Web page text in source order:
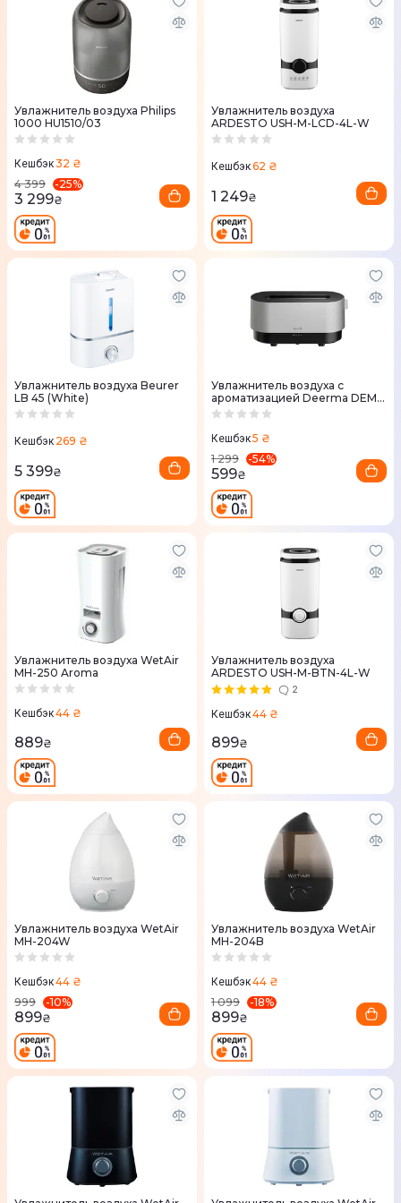
Увлажнитель воздуха Philips
1000 HU1510/03
Кешбэк32 ₴
4 399
-25%
3 299₴
Увлажнитель воздуха
ARDESTO USH-M-LCD-4L-W
Кешбэк62 ₴
1 249₴
Увлажнитель воздуха Beurer
LB 45 (White)
Кешбэк 269 ₴
5 399₴
Увлажнитель воздуха с
ароматизацией Deerma DEM-
PX310W
Кешбэк5 ₴
1 299
-54%
599₴
Увлажнитель воздуха WetAir
MH-250 Aroma
Кешбэк44 ₴
889₴
Увлажнитель воздуха
ARDESTO USH-M-BTN-4L-W
2
Кешбэк44 ₴
899₴
Увлажнитель воздуха WetAir
MH-204W
Кешбэк44 ₴
999
-10%
899₴
Увлажнитель воздуха WetAir
MH-204B
Кешбэк44 ₴
1 099
-18%
899₴